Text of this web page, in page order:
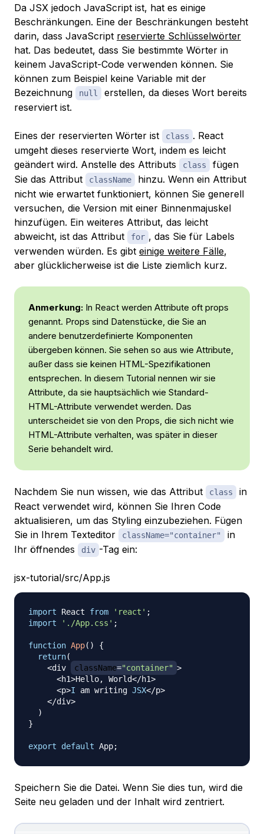
Da JSX jedoch JavaScript ist, hat es einige
Beschränkungen. Eine der Beschränkungen besteht
darin, dass JavaScript reservierte Schlüsselwörter
hat. Das bedeutet, dass Sie bestimmte Wörter in
keinem JavaScript-Code verwenden können. Sie
können zum Beispiel keine Variable mit der
Bezeichnung
null
erstellen, da dieses Wort bereits
reserviert ist.
Eines der reservierten Wörter ist class . React
umgeht dieses reservierte Wort, indem es leicht
geändert wird. Anstelle des Attributs
class
fügen
Sie das Attribut
className
hinzu. Wenn ein Attribut
nicht wie erwartet funktioniert, können Sie generell
versuchen, die Version mit einer Binnenmajuskel
hinzufügen. Ein weiteres Attribut, das leicht
abweicht, ist das Attribut
for , das Sie für Labels
verwenden würden. Es gibt einige weitere Fälle,
aber glücklicherweise ist die Liste ziemlich kurz.
Anmerkung: In React werden Attribute oft props
genannt. Props sind Datenstücke, die Sie an
andere benutzerdefinierte Komponenten
übergeben können. Sie sehen so aus wie Attribute,
außer dass sie keinen HTML-Spezifikationen
entsprechen. In diesem Tutorial nennen wir sie
Attribute, da sie hauptsächlich wie Standard-
HTML-Attribute verwendet werden. Das
unterscheidet sie von den Props, die sich nicht wie
HTML-Attribute verhalten, was später in dieser
Serie behandelt wird.
Nachdem Sie nun wissen, wie das Attribut class
in
React verwendet wird, können Sie Ihren Code
aktualisieren, um das Styling einzubeziehen. Fügen
Sie in Ihrem Texteditor
className="container"
in
Ihr öffnendes
div -Tag ein:
jsx-tutorial/src/App.js
import React from 'react' ;
import
'./App.css' ;
function App( )
{
return(
<div className="container" >
<h1>Hello, World</h1>
<p>I am writing JSX</p>
</div>
)
}
export default App;
Speichern Sie die Datei. Wenn Sie dies tun, wird die
Seite neu geladen und der Inhalt wird zentriert.